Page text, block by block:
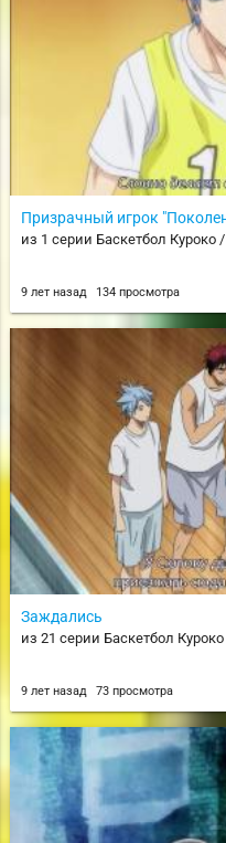
Призрачный игрок
из 1 серии Баскетбол Куроко
9 лет назад 134 просмотра
Заждались
из 21 серии Баскетбол
9 лет назад 73 просмотра